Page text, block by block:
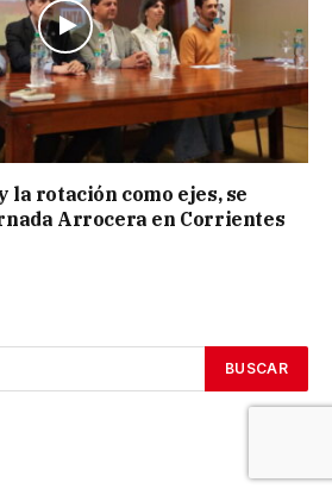
la rotación como ejes, se
Arrocera en Corrientes